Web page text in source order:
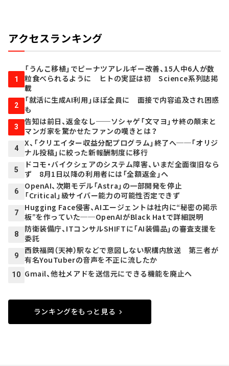
アクセスランキング
1
「うんこ移植」でピーナツアレルギー改善、15人中6人が数
粒食べられるように ヒトの実証は初 Science系列誌掲
載
2
「就活に生成AI利用」ほぼ全員に 面接で内容追及され困惑
も
3
告知は前日、返金なし──ソシャゲ「文マヨ」サ終の顛末と
マンガ家を驚かせたファンの嘆きとは？
4
X、「クリエイター収益分配プログラム」終了へ──「オリジ
ナル投稿」に絞った新報酬制度に移行
5
ドコモ・バイクシェアのシステム障害、いまだ全面復旧なら
ず 8月1日以降の利用者には「全額返金」へ
6
OpenAI、次期モデル「Astra」の一部開発を停止
「Critical」級サイバー能力の可能性否定できず
7
Hugging Face侵害、AIエージェントは社内に“秘密の掲示
板”を作っていた──OpenAIがBlack Hatで詳細説明
8
防衛装備庁、ITコンサルSHIFTに「AI装備品」の審査支援を
委託
9
西鉄福岡（天神）駅などで意図しない駅構内放送 第三者が
有名YouTuberの音声を不正に流したか
10 Gmail、他社メアドを送信元にできる機能を廃止へ
ランキングをもっと見る